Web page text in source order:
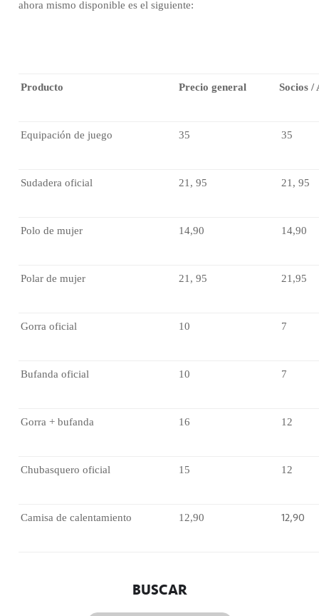
ahora mismo disponible es el siguiente:
Producto Precio general Socios /
Equipación de juego 35  35 
Sudadera oficial 21, 95  21, 95 
Polo de mujer 14,90  14,90 
Polar de mujer 21, 95  21,95 
Gorra oficial 10  7 
Bufanda oficial 10  7 
Gorra + bufanda 16  12 
Chubasquero oficial 15  12 
Camisa de calentamiento 12,90  12,90 
BUSCAR